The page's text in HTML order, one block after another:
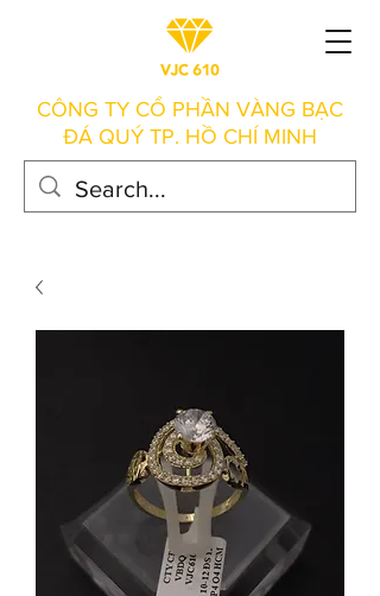
CÔNG TY CỔ PHẦN VÀNG BẠC
ĐÁ QUÝ TP. HỒ CHÍ MINH